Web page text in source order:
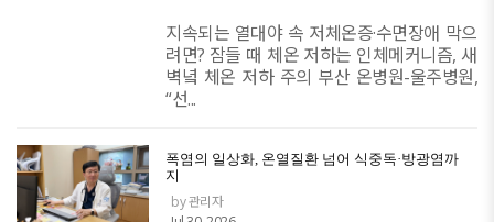
지속되는 열대야 속 저체온증·수면장애 막으
려면? 잠들 때 체온 저하는 인체메커니즘, 새
벽녘 체온 저하 주의 부산 온병원-울주병원,
“선...
폭염의 일상화, 온열질환 넘어 식중독·방광염까
지
by 관리자